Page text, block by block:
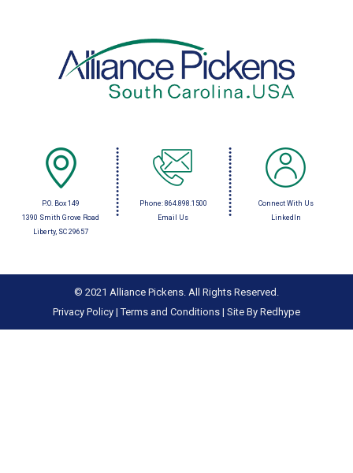
P.O. Box 149
1390 Smith Grove Road
Liberty, SC 29657
Phone: 864.898.1500
Email Us
Connect With Us
LinkedIn
© 2021 Alliance Pickens. All Rights Reserved.
Privacy Policy |Terms and Conditions | Site By Redhype